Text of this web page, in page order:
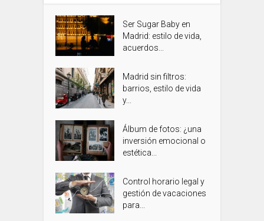
Ser Sugar Baby en
Madrid: estilo de vida,
acuerdos...
Madrid sin filtros:
barrios, estilo de vida
y...
Álbum de fotos: ¿una
inversión emocional o
estética...
Control horario legal y
gestión de vacaciones
para...